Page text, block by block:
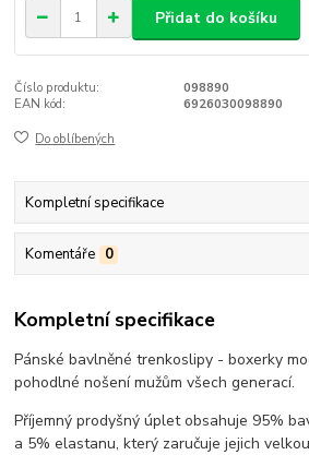
Přidat do košíku
Číslo produktu:
098890
EAN kód:
6926030098890
Do oblíbených
Kompletní specifikace
Komentáře 0
Kompletní specifikace
Pánské bavlněné trenkoslipy - boxerky
pohodlné nošení mužům všech generací.
Příjemný prodyšný úplet obsahuje 95%
a 5% elastanu, který zaručuje jejich